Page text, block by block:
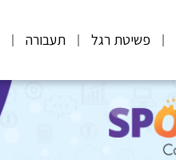
פשיטת רגל תעבורה